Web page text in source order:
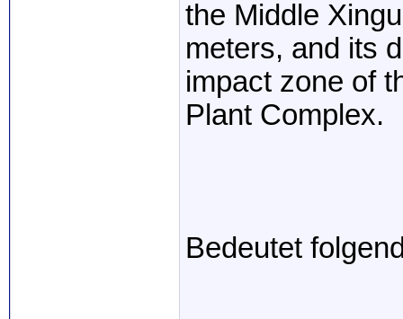
the Middle
meters, and its
impact zone of
Plant Complex.
Bedeutet